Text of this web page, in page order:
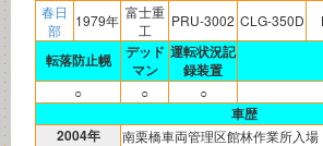
春日
部
1979年 富士重
工
PRU-3002 CLG-350D
転落防止幌
デッド
マン
運転状況記
録装置
○ ○ ○
車歴
2004年
南栗橋車両管理区館林作業所入場